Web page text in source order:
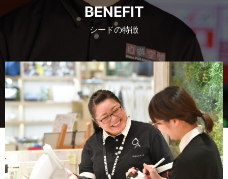
BENEFIT
シードの特徴